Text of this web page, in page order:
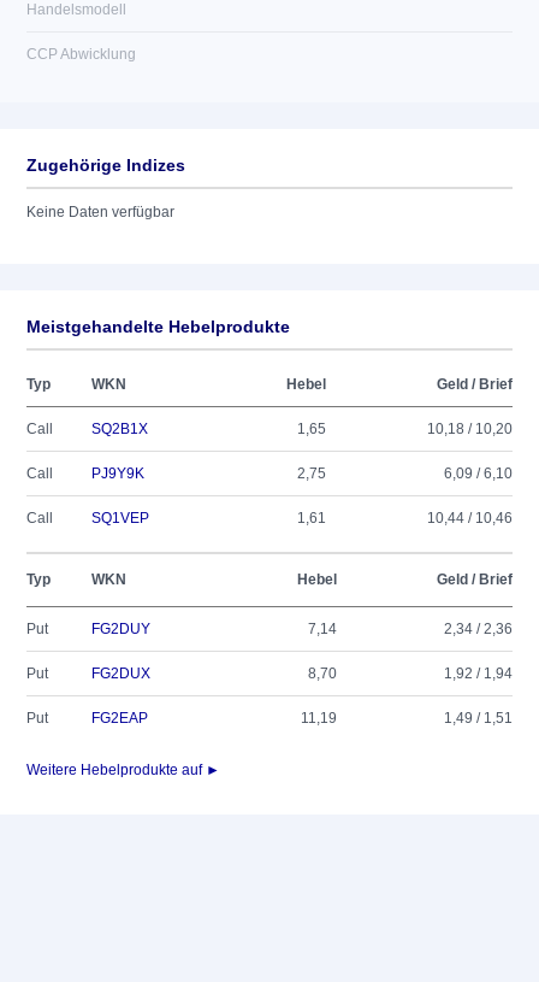
Handelsmodell
CCP Abwicklung
Zugehörige Indizes
Keine Daten verfügbar
Meistgehandelte Hebelprodukte
Typ WKN Hebel Geld / Brief
Call SQ2B1X 1,65 10,18 / 10,20
Call PJ9Y9K 2,75 6,09 / 6,10
Call SQ1VEP 1,61 10,44 / 10,46
Typ WKN Hebel Geld / Brief
Put FG2DUY 7,14 2,34 / 2,36
Put FG2DUX 8,70 1,92 / 1,94
Put FG2EAP 11,19 1,49 / 1,51
Weitere Hebelprodukte auf ►